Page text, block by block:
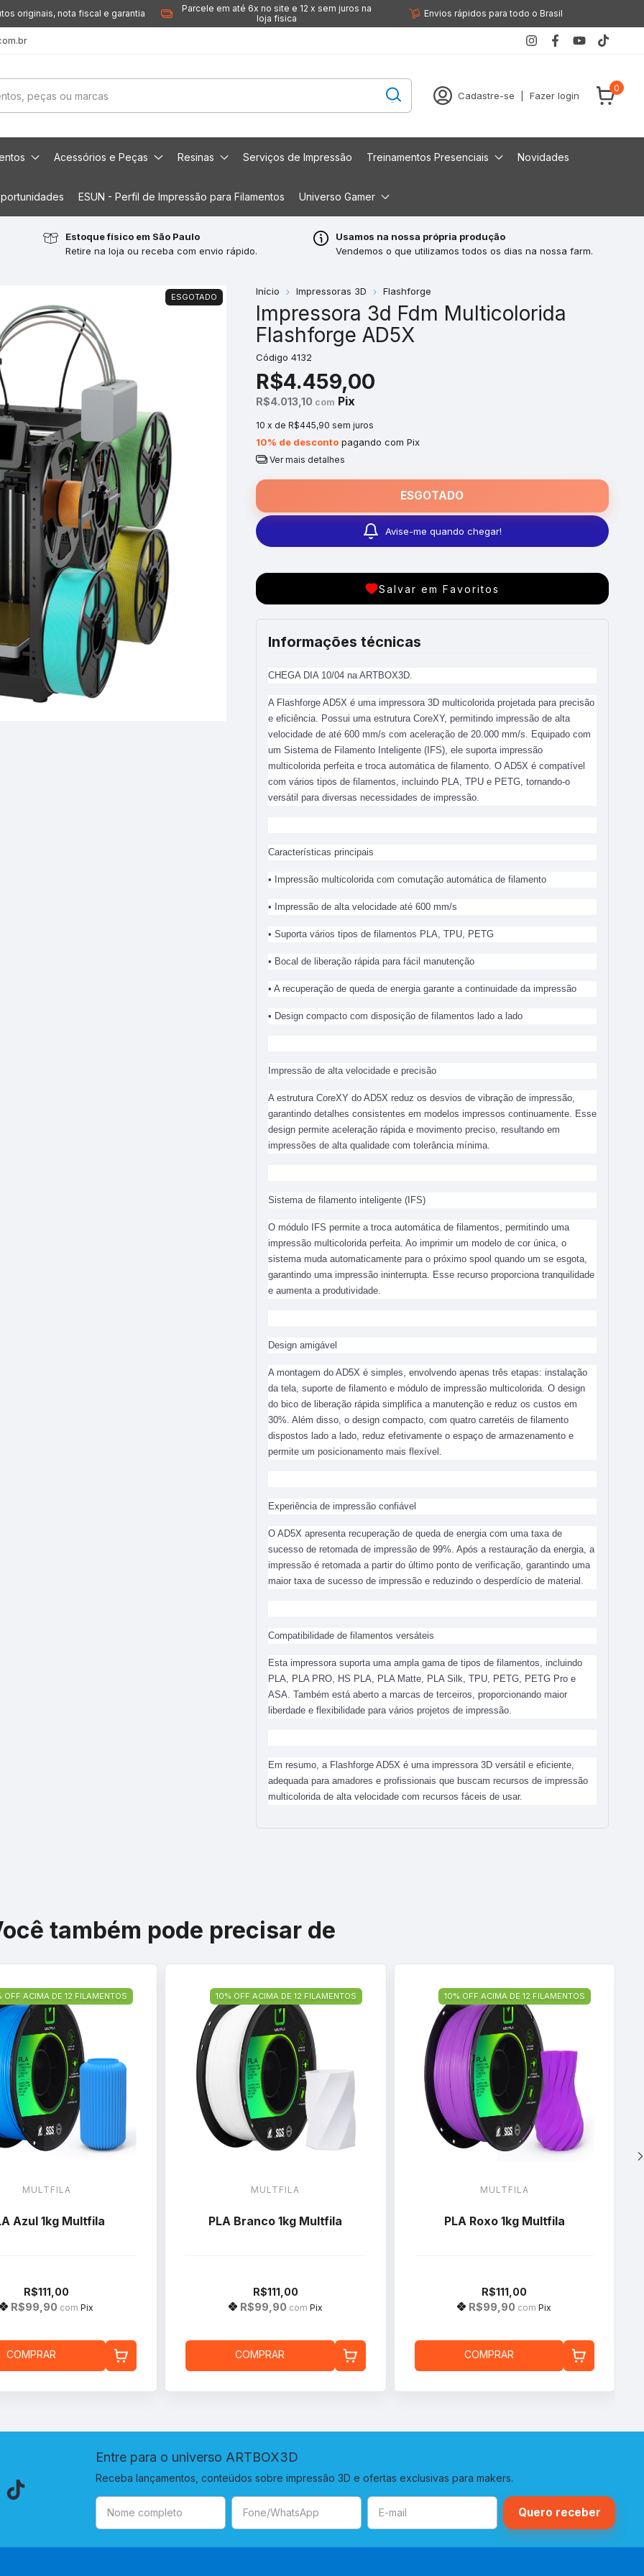
originais, nota fiscal e garantia
Parcele em até 6x no site e 12 x sem juros na
loja fisica
Envios rápidos para todo o Brasil
Cadastre-se Fazer login
0
Acessórios e Peças Resinas Serviços de Impressão Treinamentos Presenciais Novidades
ESUN - Perfil de Impressão para Filamentos Universo Gamer
Estoque físico em São Paulo
Retire na loja ou receba com envio rápido.
Usamos na nossa própria produção
Vendemos o que utilizamos todos os dias na nossa farm.
ESGOTADO Início Impressoras 3D Flashforge
Impressora 3d Fdm Multicolorida
Flashforge AD5X
Código 4132
R$4.459,00
R$4.013,10 com Pix
10 x de R$445,90 sem juros
10% de descontopagando com Pix
Ver mais detalhes
Avise-me quando chegar!
Salvar em Favoritos
Informações técnicas
CHEGA DIA 10/04 na ARTBOX3D.
A Flashforge AD5X é uma impressora 3D multicolorida projetada para precisão
e eficiência. Possui uma estrutura CoreXY, permitindo impressão de alta
velocidade de até 600 mm/s com aceleração de 20.000 mm/s. Equipado com
um Sistema de Filamento Inteligente (IFS), ele suporta impressão
multicolorida perfeita e troca automática de filamento. O AD5X é compatível
com vários tipos de filamentos, incluindo PLA, TPU e PETG, tornando-o
versátil para diversas necessidades de impressão.
Características principais
• Impressão multicolorida com comutação automática de filamento
• Impressão de alta velocidade até 600 mm/s
• Suporta vários tipos de filamentos PLA, TPU, PETG
• Bocal de liberação rápida para fácil manutenção
• A recuperação de queda de energia garante a continuidade da impressão
• Design compacto com disposição de filamentos lado a lado
Impressão de alta velocidade e precisão
A estrutura CoreXY do AD5X reduz os desvios de vibração de impressão,
garantindo detalhes consistentes em modelos impressos continuamente. Esse
design permite aceleração rápida e movimento preciso, resultando em
impressões de alta qualidade com tolerância mínima.
Sistema de filamento inteligente (IFS)
O módulo IFS permite a troca automática de filamentos, permitindo uma
impressão multicolorida perfeita. Ao imprimir um modelo de cor única, o
sistema muda automaticamente para o próximo spool quando um se esgota,
garantindo uma impressão ininterrupta. Esse recurso proporciona tranquilidade
e aumenta a produtividade.
Design amigável
A montagem do AD5X é simples, envolvendo apenas três etapas: instalação
da tela, suporte de filamento e módulo de impressão multicolorida. O design
do bico de liberação rápida simplifica a manutenção e reduz os custos em
30%. Além disso, o design compacto, com quatro carretéis de filamento
dispostos lado a lado, reduz efetivamente o espaço de armazenamento e
permite um posicionamento mais flexível.
Experiência de impressão confiável
O AD5X apresenta recuperação de queda de energia com uma taxa de
sucesso de retomada de impressão de 99%. Após a restauração da energia, a
impressão é retomada a partir do último ponto de verificação, garantindo uma
maior taxa de sucesso de impressão e reduzindo o desperdício de material.
Compatibilidade de filamentos versáteis
Esta impressora suporta uma ampla gama de tipos de filamentos, incluindo
PLA, PLA PRO, HS PLA, PLA Matte, PLA Silk, TPU, PETG, PETG Pro e
ASA. Também está aberto a marcas de terceiros, proporcionando maior
liberdade e flexibilidade para vários projetos de impressão.
Em resumo, a Flashforge AD5X é uma impressora 3D versátil e eficiente,
adequada para amadores e profissionais que buscam recursos de impressão
multicolorida de alta velocidade com recursos fáceis de usar.
também pode precisar de
OFF ACIMA DE 12 FILAMENTOS
MULTFILA
Azul 1kg Multfila
R$111,00
R$99,90 com Pix
COMPRAR
10% OFF ACIMA DE 12 FILAMENTOS
MULTFILA
PLA Branco 1kg Multfila
R$111,00
R$99,90 com Pix
COMPRAR
10% OFF ACIMA DE 12 FILAMENTOS
MULTFILA
PLA Roxo 1kg Multfila
R$111,00
R$99,90 com Pix
COMPRAR
Entre para o universo ARTBOX3D
Receba lançamentos, conteúdos sobre impressão 3D e ofertas exclusivas para makers.